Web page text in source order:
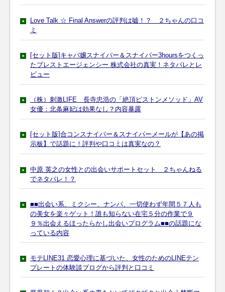
Love Talk ☆ Final Answerの評判は嘘！？ ２ちゃんの口コ
ミ
[セット版]キャバ嬢スナイパー＆スナイパー3hoursをつくっ
たプレストエージェンシー 株式会社の真実！ネタバレとレ
ビュー
（株）刺激LIFE 長寺忠浩の「絶頂ピストンメソッド」AV
女優：北条麻妃は効果なし？内容暴露
[セット版]合コンスナイパー＆スナイパーメールが【あの掲
示板】で話題に！評判や口コミは真実なの？
中原 英之の女性との出会いサポートセット ２ちゃんねる
でネタバレ！？
■■出会い系、ミクシー、ナンパ、一切使わず年間５７人も
の美女を楽々ゲット！誰も知らない在宅５分の作業で９
９％出会えるほったらかし出会いプログラム■■の話題にな
っている内容
モテLINE31 恋愛心理に基づいた、女性のためのLINEテン
プレートの体験談ブログから評判と口コミ